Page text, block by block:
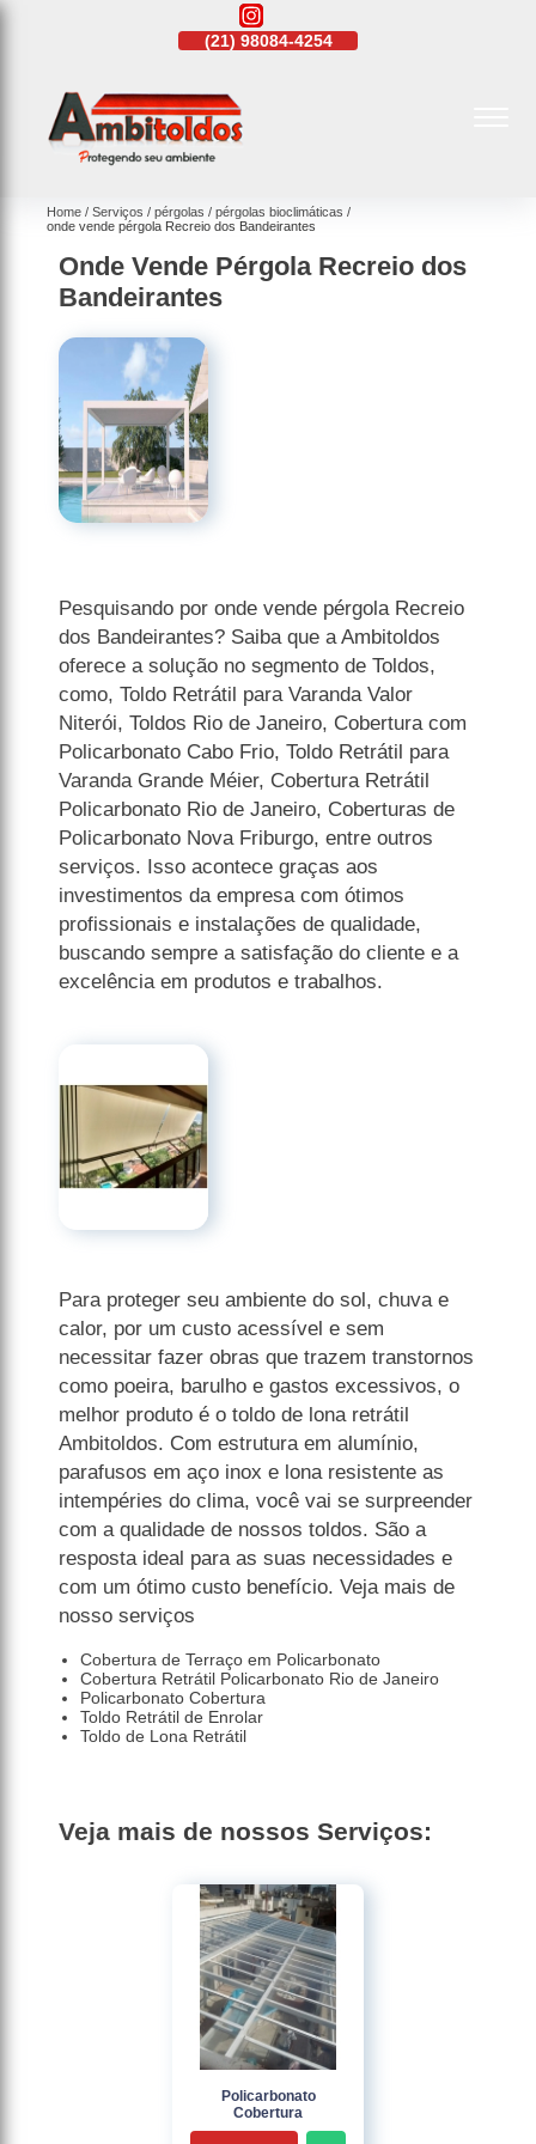
(21)98084-4254
Home Serviços pérgolas
pérgolas bioclimáticas
onde vende pérgola Recreio dos Bandeirantes
Onde Vende Pérgola Recreio dos
Bandeirantes
Pesquisando por onde vende pérgola Recreio
dos Bandeirantes? Saiba que a Ambitoldos
oferece a solução no segmento de Toldos,
como, Toldo Retrátil para Varanda Valor
Niterói, Toldos Rio de Janeiro, Cobertura com
Policarbonato Cabo Frio, Toldo Retrátil para
Varanda Grande Méier, Cobertura Retrátil
Policarbonato Rio de Janeiro, Coberturas de
Policarbonato Nova Friburgo, entre outros
serviços. Isso acontece graças aos
investimentos da empresa com ótimos
profissionais e instalações de qualidade,
buscando sempre a satisfação do cliente e a
excelência em produtos e trabalhos.
Para proteger seu ambiente do sol, chuva e
calor, por um custo acessível e sem
necessitar fazer obras que trazem transtornos
como poeira, barulho e gastos excessivos, o
melhor produto é o toldo de lona retrátil
Ambitoldos. Com estrutura em alumínio,
parafusos em aço inox e lona resistente as
intempéries do clima, você vai se surpreender
com a qualidade de nossos toldos. São a
resposta ideal para as suas necessidades e
com um ótimo custo benefício. Veja mais de
nosso serviços
Cobertura de Terraço em Policarbonato
Cobertura Retrátil Policarbonato Rio de Janeiro
Policarbonato Cobertura
Toldo Retrátil de Enrolar
Toldo de Lona Retrátil
Veja mais de nossos Serviços:
Policarbonato
Cobertura